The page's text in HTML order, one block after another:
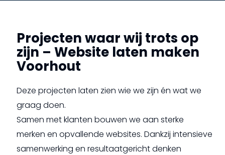
Projecten waar wij trots op
zijn – Website laten maken
Voorhout
Deze projecten laten zien wie we zijn én wat we
graag doen.
Samen met klanten bouwen we aan sterke
merken en opvallende websites. Dankzij intensieve
samenwerking en resultaatgericht denken